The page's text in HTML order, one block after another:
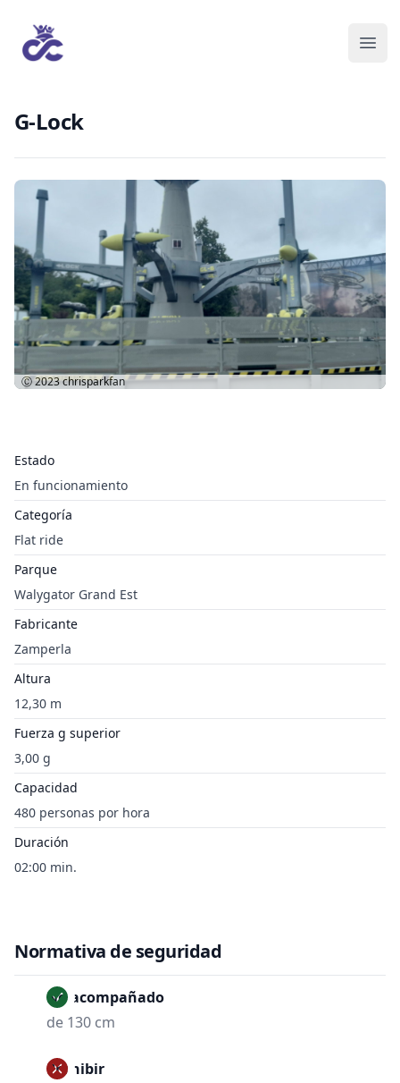
G-Lock
Estado
En funcionamiento
Categoría
Flat ride
Parque
Walygator Grand Est
Fabricante
Zamperla
Altura
12,30 m
Fuerza g superior
3,00 g
Capacidad
480 personas por hora
Duración
02:00 min.
Ⓒ 2023chrisparkfan
Normativa de seguridad
No acompañado
de 130 cm
Prohibir